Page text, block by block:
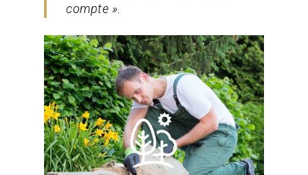
compte ».